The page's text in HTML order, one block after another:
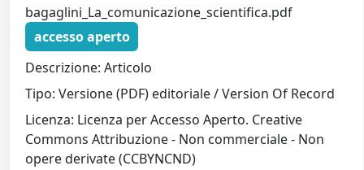
bagaglini_La_comunicazione_scientifica.pdf
accesso aperto
Descrizione: Articolo
Tipo: Versione (PDF) editoriale / Version Of Record
Licenza: Licenza per Accesso Aperto. Creative
Commons Attribuzione - Non commerciale - Non
opere derivate (CCBYNCND)